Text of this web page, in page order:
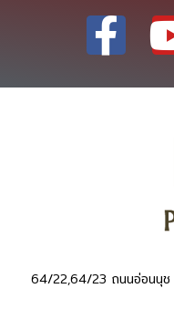
64/22,64/23 ถนนอ่อนนุช